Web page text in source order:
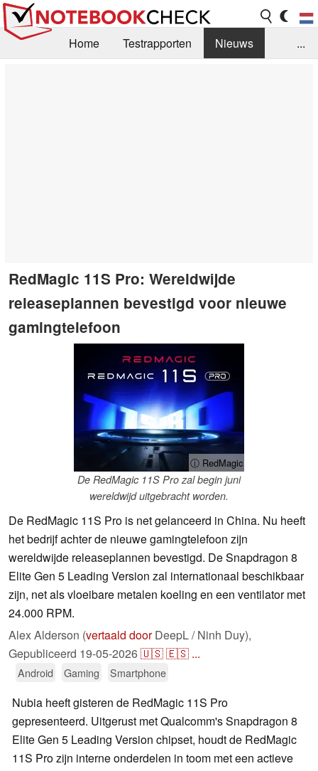
Home Testrapporten
Nieuws
...
RedMagic 11S Pro: Wereldwijde
releaseplannen bevestigd voor nieuwe
gamingtelefoon
ⓘ RedMagic
De RedMagic 11S Pro zal begin juni
wereldwijd uitgebracht worden.
De RedMagic 11S Pro is net gelanceerd in China. Nu heeft
het bedrijf achter de nieuwe gamingtelefoon zijn
wereldwijde releaseplannen bevestigd. De Snapdragon 8
Elite Gen 5 Leading Version zal internationaal beschikbaar
zijn, net als vloeibare metalen koeling en een ventilator met
24.000 RPM.
Alex Alderson (vertaald doorDeepL / Ninh Duy),
Gepubliceerd 19-05-2026🇺🇸🇪🇸 ...
Android Gaming Smartphone
Nubia heeft gisteren de RedMagic 11S Pro
gepresenteerd. Uitgerust met Qualcomm's Snapdragon 8
Elite Gen 5 Leading Version chipset, houdt de RedMagic
11S Pro zijn interne onderdelen in toom met een actieve